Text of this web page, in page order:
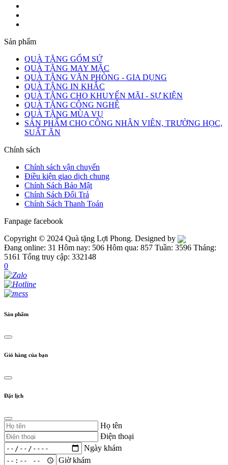
Sản phẩm
QUÀ TẶNG GỐM SỨ
QUÀ TẶNG MAY MẶC
QUÀ TẶNG VĂN PHÒNG - GIA DỤNG
QUÀ TẶNG IN KHẮC
QUÀ TẶNG CHO KHUYẾN MÃI - SỰ KIỆN
QUÀ TẶNG CÔNG NGHỆ
QUÀ TẶNG MÙA VỤ
SẢN PHẨM CHO CÔNG NHÂN VIÊN, TRƯỜNG HỌC,
SUẤT ĂN
Chính sách
Chính sách vận chuyển
Điều kiện giao dịch chung
Chính Sách Bảo Mật
Chính Sách Đổi Trả
Chính Sách Thanh Toán
Fanpage facebook
Copyright © 2024 Quà tặng Lợi Phong. Designed by
Đang online: 31 Hôm nay: 506 Hôm qua: 857 Tuần: 3596 Tháng:
5161 Tổng truy cập: 332148
0
Sản phẩm
Giỏ hàng của bạn
Đặt lịch
Họ tên
Điện thoại
Ngày khám
Giờ khám